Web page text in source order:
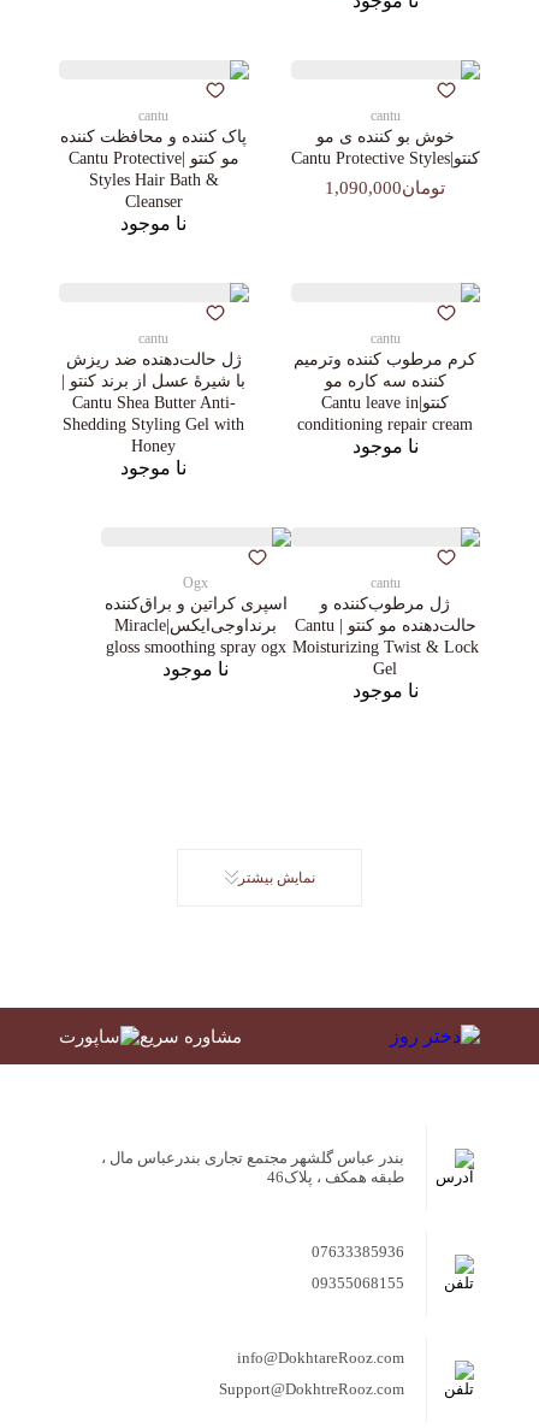
cantu
خوش بو کننده ی مو
کنتو|Cantu Protective Styles
تومان1,090,000
cantu
پاک کننده و محافظت کننده
مو کنتو |Cantu Protective
Styles Hair Bath &
Cleanser
نا موجود
cantu
کرم مرطوب کننده وترمیم
کننده سه کاره مو
کنتو|Cantu leave in
conditioning repair cream
نا موجود
cantu
ژل حالت‌دهنده ضد ‌ریزش
با شیرۀ عسل از برند کنتو |
Cantu Shea Butter Anti-
Shedding Styling Gel with
Honey
نا موجود
cantu
ژل مرطوب‌کننده و
حالت‌دهنده مو کنتو | Cantu
Moisturizing Twist & Lock
Gel
نا موجود
Ogx
اسپری کراتین و براق‌کننده
برنداوجی‌ایکس|Miracle
gloss smoothing spray ogx
نا موجود
نمایش بیشتر
مشاوره سریع
بندر عباس گلشهر مجتمع تجاری بندرعباس مال ،
طبقه همکف ، پلاک46
07633385936
09355068155
info@DokhtareRooz.com
Support@DokhtreRooz.com